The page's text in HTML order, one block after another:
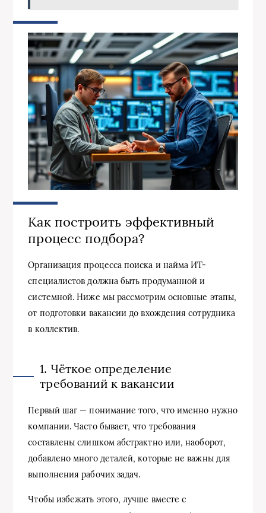
Как построить эффективный
процесс подбора?
Организация процесса поиска и найма ИТ-
специалистов должна быть продуманной и
системной. Ниже мы рассмотрим основные этапы,
от подготовки вакансии до вхождения сотрудника
в коллектив.
1. Чёткое определение
требований к вакансии
Первый шаг — понимание того, что именно нужно
компании. Часто бывает, что требования
составлены слишком абстрактно или, наоборот,
добавлено много деталей, которые не важны для
выполнения рабочих задач.
Чтобы избежать этого, лучше вместе с